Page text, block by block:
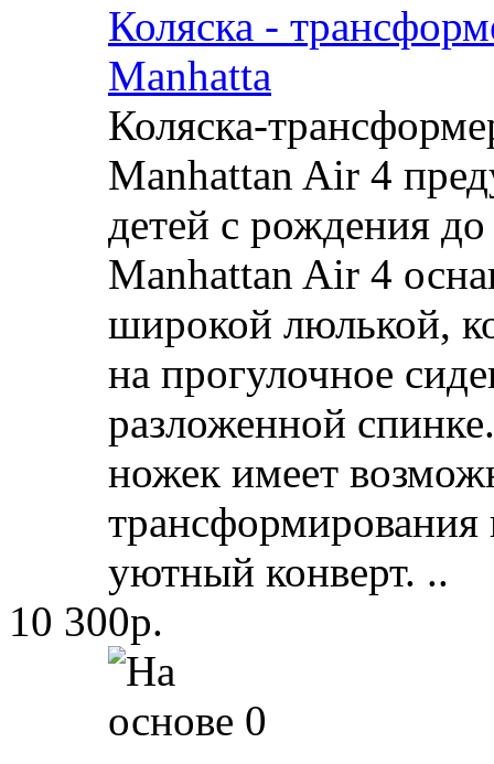
Коляска -
Manhatta
Коляска-
Manhattan Air 4
детей с рождения
Manhattan Air 4
широкой люлькой,
на прогулочное
разложенной
ножек имеет
трансформирования
уютный конверт. ..
10 300р.